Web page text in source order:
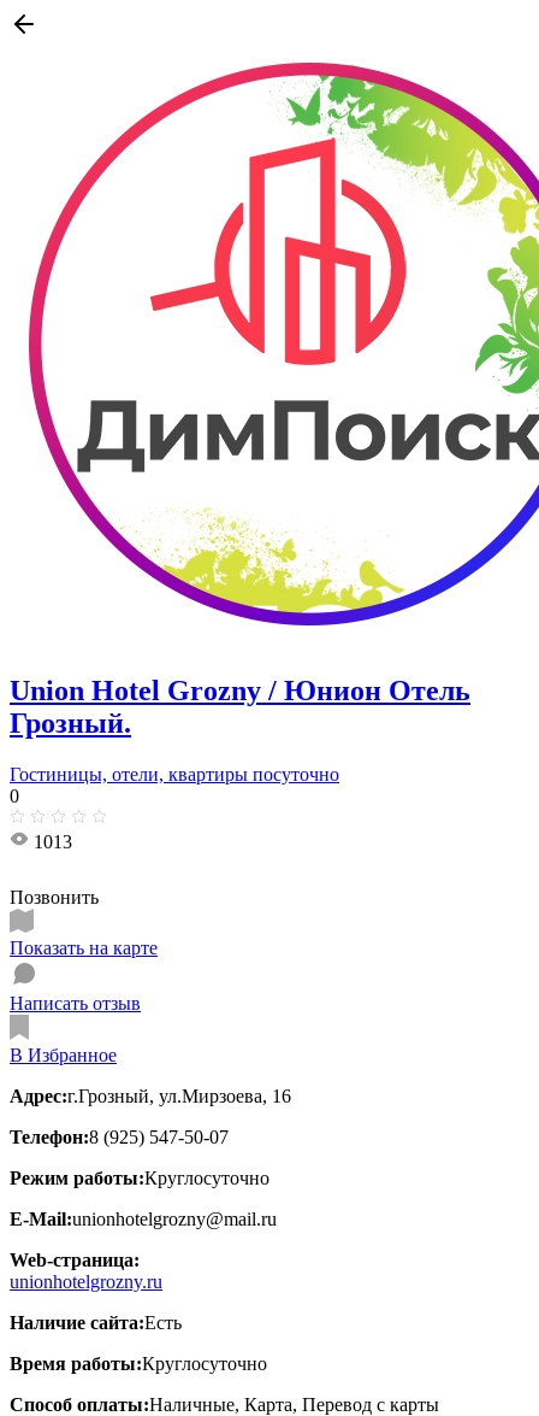
Union Hotel Grozny / Юнион Отель
Грозный.
Гостиницы, отели, квартиры посуточно
0
1013
Позвонить
Показать на карте
Написать отзыв
В Избранное
Адрес:г.Грозный, ул.Мирзоева, 16
Телефон:8 (925) 547-50-07
Режим работы:Круглосуточно
E-Mail:unionhotelgrozny@mail.ru
Web-страница:
unionhotelgrozny.ru
Наличие сайта:Есть
Время работы:Круглосуточно
Способ оплаты:Наличные, Карта, Перевод с карты